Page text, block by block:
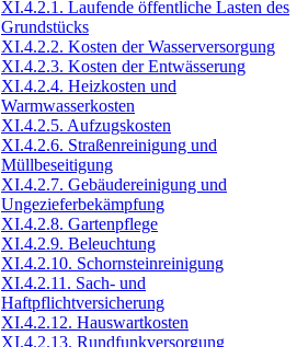
XI.4.2.1. Laufende öffentliche Lasten des
Grundstücks
XI.4.2.2. Kosten der Wasserversorgung
XI.4.2.3. Kosten der Entwässerung
XI.4.2.4. Heizkosten und
Warmwasserkosten
XI.4.2.5. Aufzugskosten
XI.4.2.6. Straßenreinigung und
Müllbeseitigung
XI.4.2.7. Gebäudereinigung und
Ungezieferbekämpfung
XI.4.2.8. Gartenpflege
XI.4.2.9. Beleuchtung
XI.4.2.10. Schornsteinreinigung
XI.4.2.11. Sach- und
Haftpflichtversicherung
XI.4.2.12. Hauswartkosten
XI.4.2.13. Rundfunkversorgung